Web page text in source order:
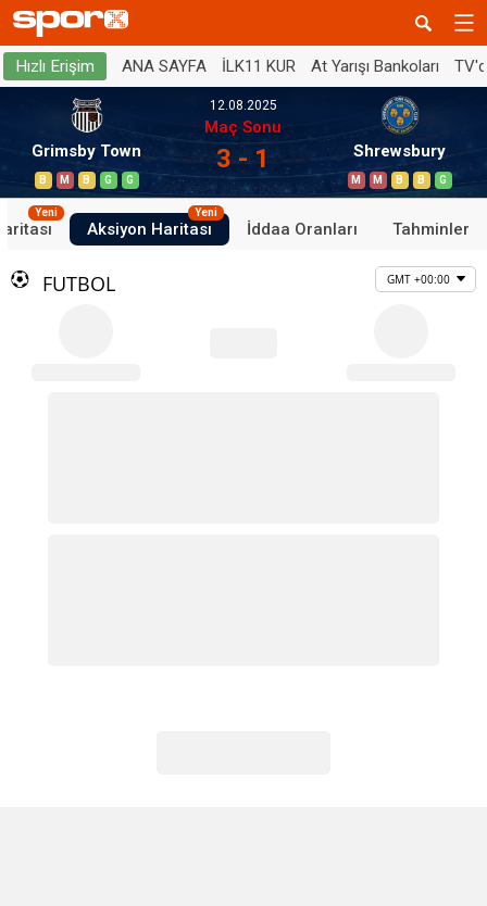
Hızlı Erişim ANA SAYFA İLK11 KUR At Yarışı Bankoları
Grimsby Town
B M B G G
12.08.2025
Maç Sonu
3 - 1 Shrewsbury
M M B B G
Yeni
Aksiyon Haritası
Yeni
İddaa Oranları Tahminler
FUTBOL GMT +00:00